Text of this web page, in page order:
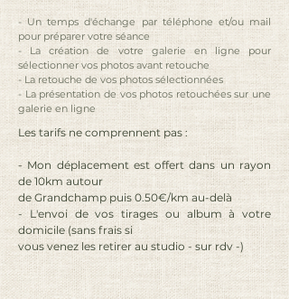
- Un temps d'échange par téléphone et/ou mail
pour préparer votre séance
- La création de votre galerie en ligne pour
sélectionner vos photos avant retouche
- La retouche de vos photos sélectionnées
- La présentation de vos photos retouchées sur une
galerie en ligne
Les tarifs ne comprennent pas :
- Mon déplacement est offert dans un rayon
de 10km autour
de Grandchamp puis 0.50€/km au-delà
- L'envoi de vos tirages ou album à votre
domicile (sans frais si
vous venez les retirer au studio - sur rdv -)